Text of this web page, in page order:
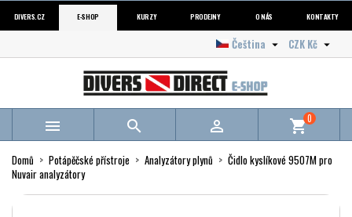
DIVERS.CZ E-SHOP KURZY PRODEJNY O NÁS KONTAKTY
CZK Kč 
Čeština 
   shopping_cart0
Domů Potápěčské přístroje Analyzátory plynů
Čidlo kyslíkové 9507M pro
Nuvair analyzátory